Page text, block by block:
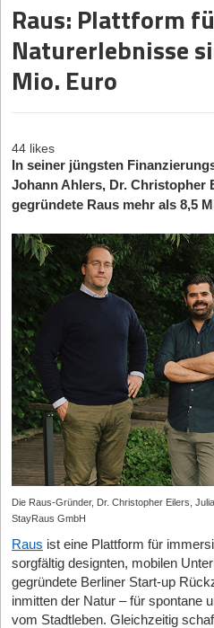
Raus: Plattform
Naturerlebnisse
Mio. Euro
44 likes
In seiner jüngsten
Johann Ahlers, Dr. Christopher
gegründete Raus mehr als 8,5
Die Raus-Gründer, Dr. Christopher Eilers,
StayRaus GmbH
Raus ist eine Plattform für
sorgfältig designten, mobilen
gegründete Berliner Start-up
inmitten der Natur – für spontane
vom Stadtleben. Gleichzeitig